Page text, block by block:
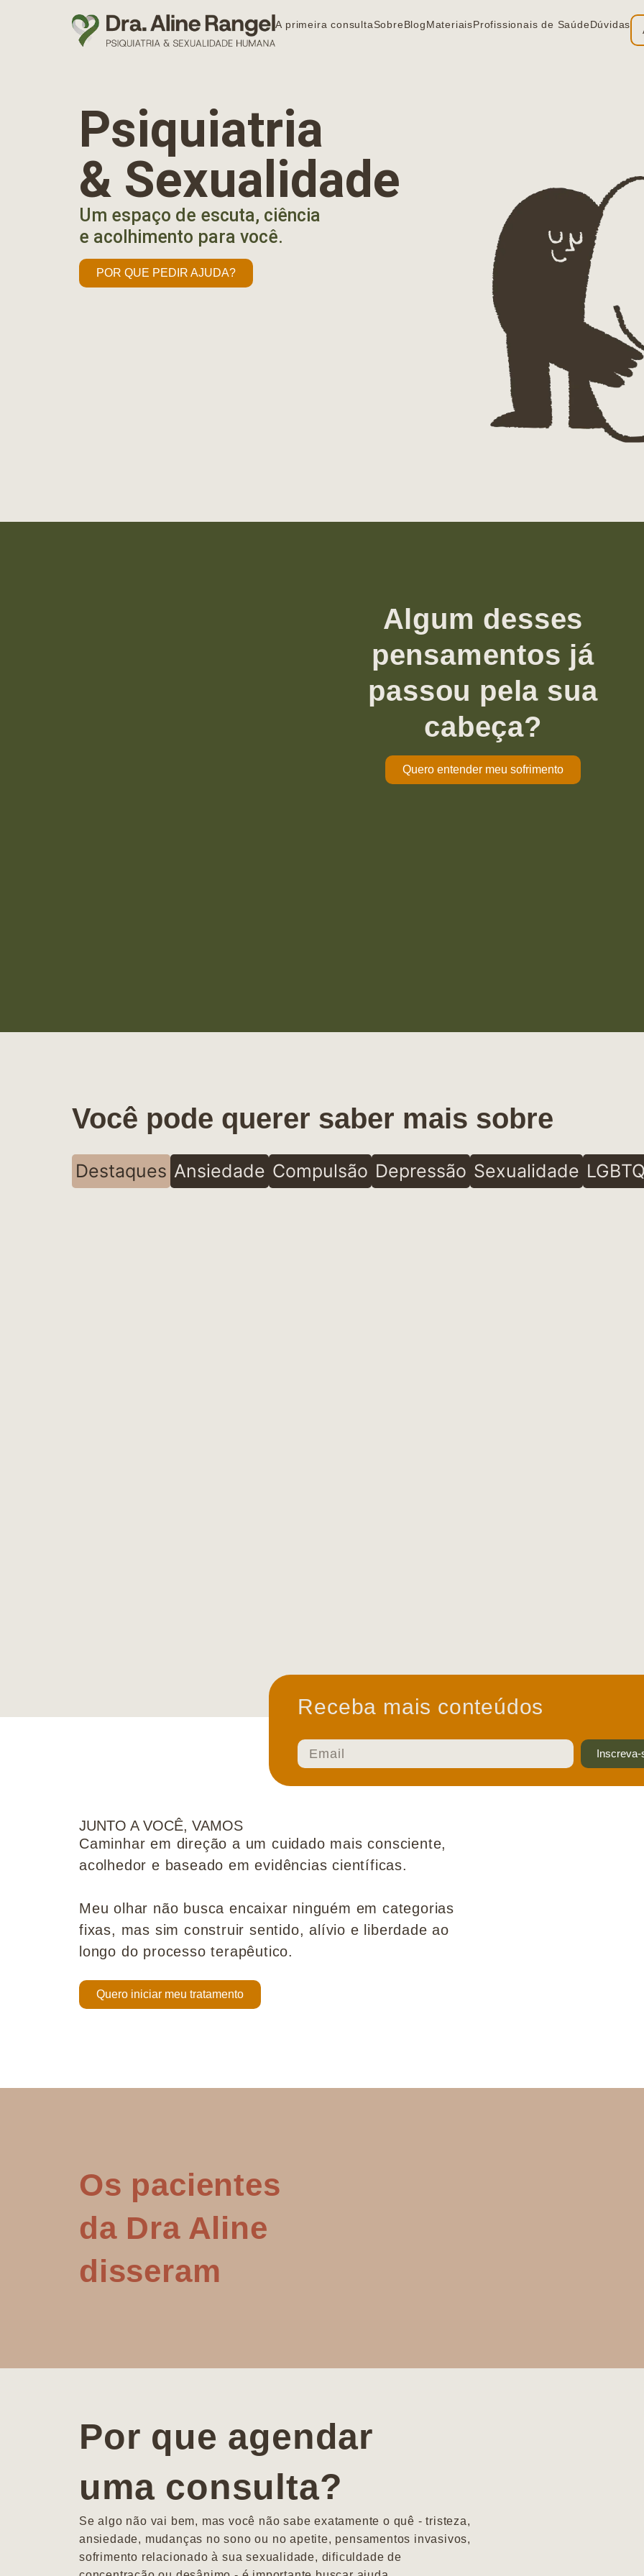
A primeira consultaSobreBlogMateriaisProfissionais de SaúdeDúvidas
Psiquiatria
& Sexualidade
Um espaço de escuta, ciência
e acolhimento para você.
POR QUE PEDIR AJUDA?
Algum desses
pensamentos já
passou pela sua
cabeça?
Quero entender meu sofrimento
Você pode querer saber mais sobre
Destaques Ansiedade Compulsão Depressão Sexualidade
Receba mais conteúdos
Inscreva-
JUNTO A VOCÊ, VAMOS
Caminhar em direção a um cuidado mais consciente,
acolhedor e baseado em evidências científicas.
Meu olhar não busca encaixar ninguém em categorias
fixas, mas sim construir sentido, alívio e liberdade ao
longo do processo terapêutico.
Quero iniciar meu tratamento
Os pacientes
da Dra Aline
disseram
Por que agendar
uma consulta?
Se algo não vai bem, mas você não sabe exatamente o quê - tristeza,
ansiedade, mudanças no sono ou no apetite, pensamentos invasivos,
sofrimento relacionado à sua sexualidade, dificuldade de